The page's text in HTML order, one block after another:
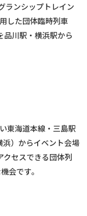
ランシップトレイン
した団体臨時列車
品川駅・横浜駅から
東海道本線・三島駅
）からイベント会場
クセスできる団体列
会です。